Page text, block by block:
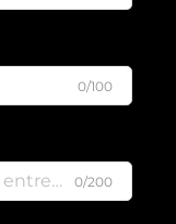
0/100
0/200